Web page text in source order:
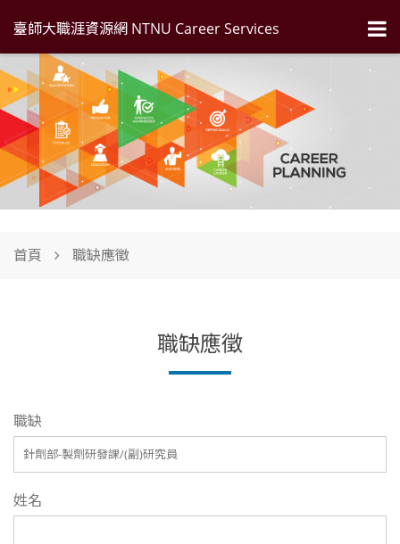
臺師大職涯資源網 NTNU Career Services
首頁 職缺應徵
職缺應徵
職缺
姓名